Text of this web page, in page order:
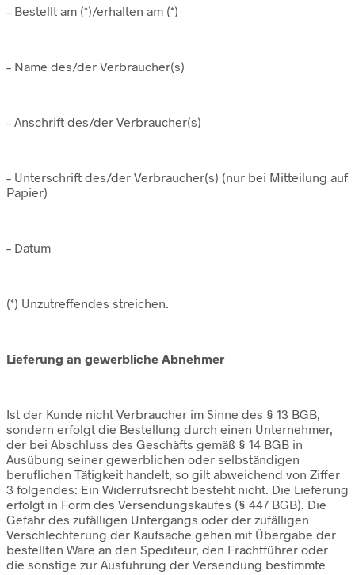
– Bestellt am (*)/erhalten am (*)
– Name des/der Verbraucher(s)
– Anschrift des/der Verbraucher(s)
– Unterschrift des/der Verbraucher(s) (nur bei Mitteilung auf
Papier)
– Datum
(*) Unzutreffendes streichen.
Lieferung an gewerbliche Abnehmer
Ist der Kunde nicht Verbraucher im Sinne des § 13 BGB,
sondern erfolgt die Bestellung durch einen Unternehmer,
der bei Abschluss des Geschäfts gemäß § 14 BGB in
Ausübung seiner gewerblichen oder selbständigen
beruflichen Tätigkeit handelt, so gilt abweichend von Ziffer
3 folgendes: Ein Widerrufsrecht besteht nicht. Die Lieferung
erfolgt in Form des Versendungskaufes (§ 447 BGB). Die
Gefahr des zufälligen Untergangs oder der zufälligen
Verschlechterung der Kaufsache gehen mit Übergabe der
bestellten Ware an den Spediteur, den Frachtführer oder
die sonstige zur Ausführung der Versendung bestimmte